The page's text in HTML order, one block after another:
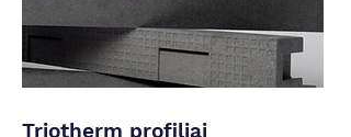
Triotherm profiliai